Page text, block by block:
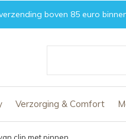
Verzorging & Comfort
boven 85 euro